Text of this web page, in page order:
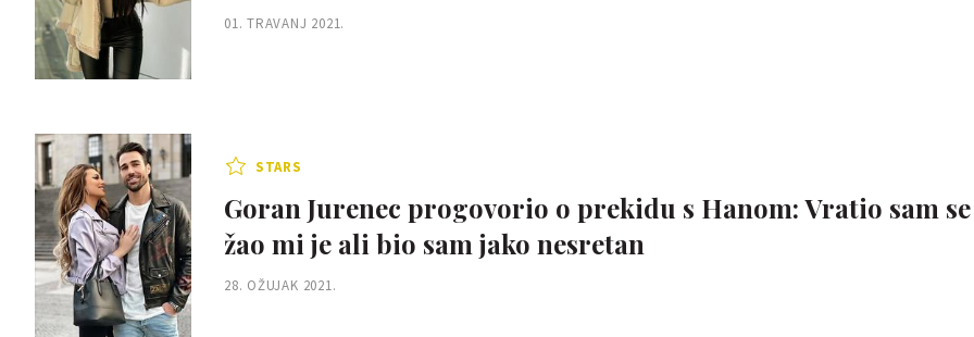
01. TRAVANJ 2021.
STARS
Goran Jurenec progovorio o prekidu s Hanom: Vratio sam
žao mi je ali bio sam jako nesretan
28. OŽUJAK 2021.